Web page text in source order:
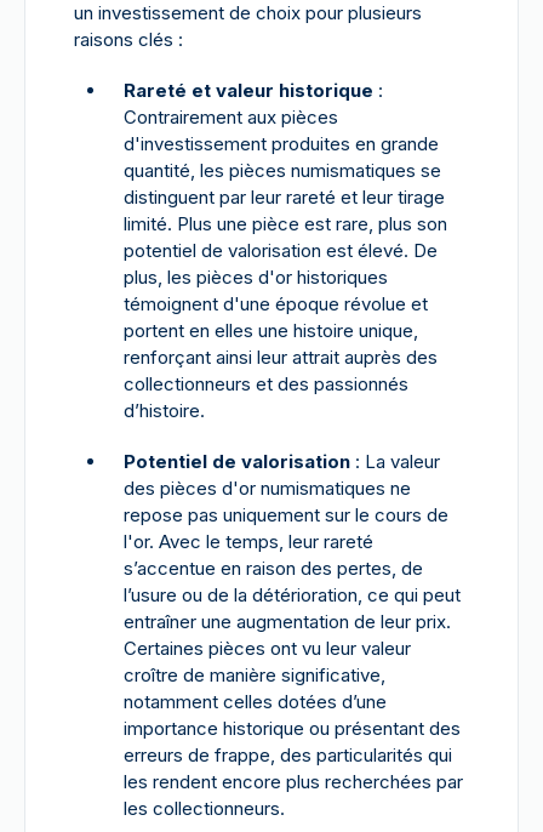
un investissement de choix pour plusieurs
raisons clés :
Rareté et valeur historique :
Contrairement aux pièces
d'investissement produites en grande
quantité, les pièces numismatiques se
distinguent par leur rareté et leur tirage
limité. Plus une pièce est rare, plus son
potentiel de valorisation est élevé. De
plus, les pièces d'or historiques
témoignent d'une époque révolue et
portent en elles une histoire unique,
renforçant ainsi leur attrait auprès des
collectionneurs et des passionnés
d’histoire.
Potentiel de valorisation : La valeur
des pièces d'or numismatiques ne
repose pas uniquement sur le cours de
l'or. Avec le temps, leur rareté
s’accentue en raison des pertes, de
l’usure ou de la détérioration, ce qui peut
entraîner une augmentation de leur prix.
Certaines pièces ont vu leur valeur
croître de manière significative,
notamment celles dotées d’une
importance historique ou présentant des
erreurs de frappe, des particularités qui
les rendent encore plus recherchées par
les collectionneurs.